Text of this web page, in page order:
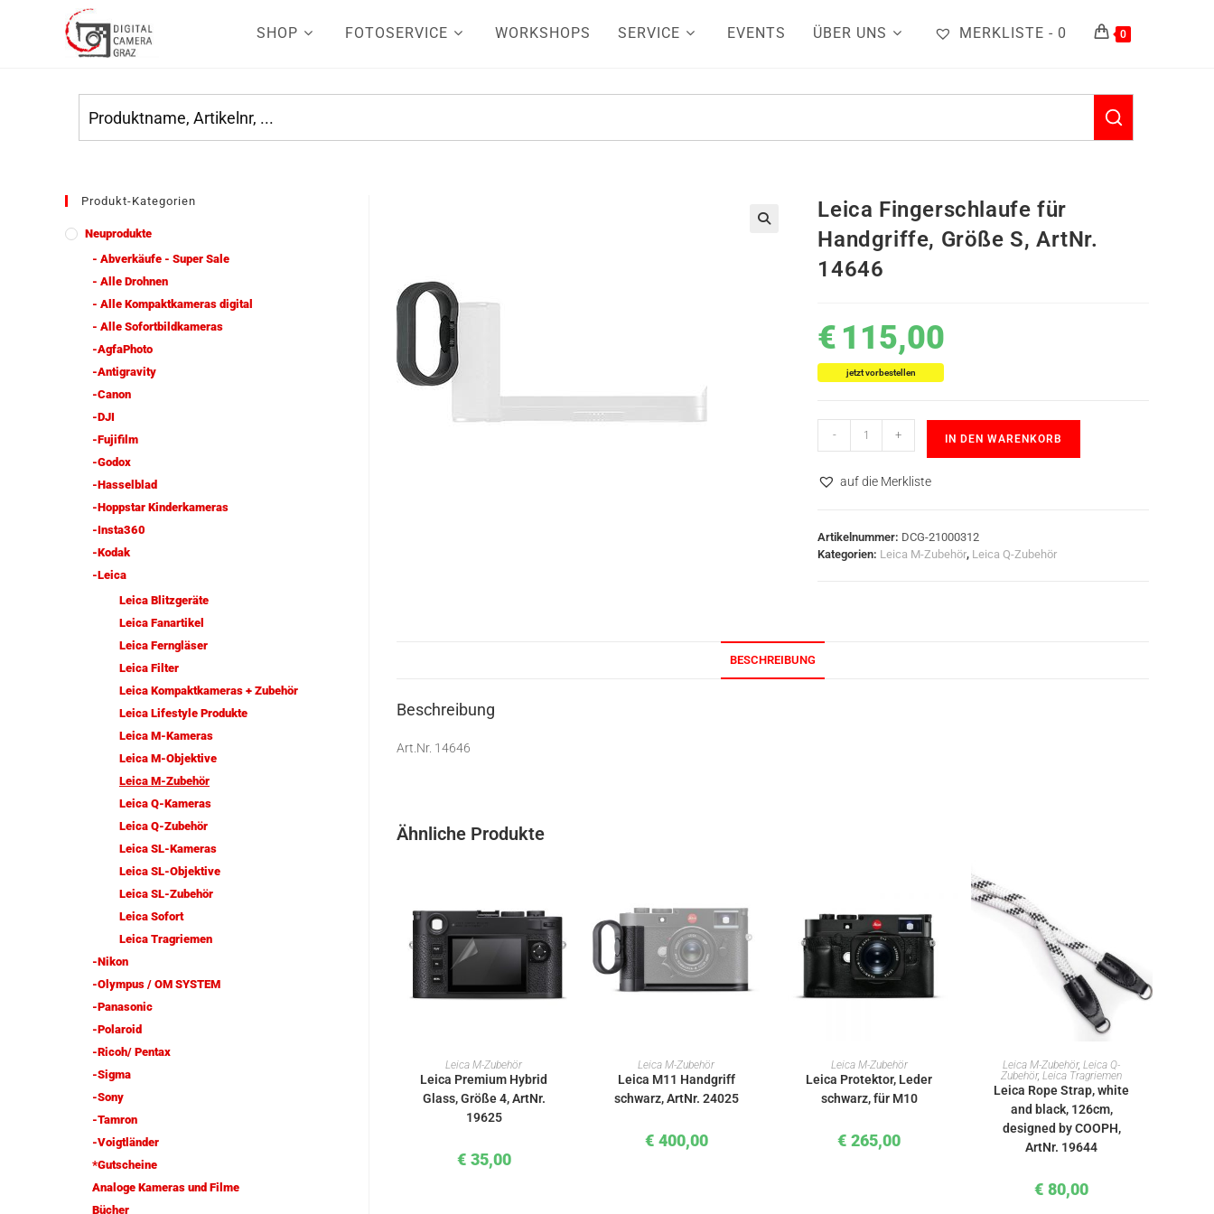
SHOP FOTOSERVICE WORKSHOPS SERVICE EVENTS ÜBER UNS MERKLISTE - 0 0
Leica Fingerschlaufe für
Handgriffe, Größe S, ArtNr.
14646
€ 115,00
jetzt vorbestellen
- + IN DEN WARENKORB
auf die Merkliste
Artikelnummer: DCG-21000312
Kategorien: Leica M-Zubehör, Leica Q-Zubehör
BESCHREIBUNG
Beschreibung
Art.Nr. 14646
Ähnliche Produkte
IN DEN WARENKORB
Leica M-Zubehör
Leica Premium Hybrid
Glass, Größe 4, ArtNr.
19625
€ 35,00
IN DEN WARENKORB
Leica M-Zubehör
Leica M11 Handgriff
schwarz, ArtNr. 24025
€ 400,00
IN DEN WARENKORB
Leica M-Zubehör
Leica Protektor, Leder
schwarz, für M10
€ 265,00
IN DEN WARENKORB
Leica M-Zubehör,Leica Q-
Zubehör,Leica Tragriemen
Leica Rope Strap, white
and black, 126cm,
designed by COOPH,
ArtNr. 19644
€ 80,00
Produkt-Kategorien
Neuprodukte
- Abverkäufe - Super Sale
- Alle Drohnen
- Alle Kompaktkameras digital
- Alle Sofortbildkameras
-AgfaPhoto
-Antigravity
-Canon
-DJI
-Fujifilm
-Godox
-Hasselblad
-Hoppstar Kinderkameras
-Insta360
-Kodak
-Leica
Leica Blitzgeräte
Leica Fanartikel
Leica Ferngläser
Leica Filter
Leica Kompaktkameras + Zubehör
Leica Lifestyle Produkte
Leica M-Kameras
Leica M-Objektive
Leica M-Zubehör
Leica Q-Kameras
Leica Q-Zubehör
Leica SL-Kameras
Leica SL-Objektive
Leica SL-Zubehör
Leica Sofort
Leica Tragriemen
-Nikon
-Olympus / OM SYSTEM
-Panasonic
-Polaroid
-Ricoh/ Pentax
-Sigma
-Sony
-Tamron
-Voigtländer
*Gutscheine
Analoge Kameras und Filme
Bücher